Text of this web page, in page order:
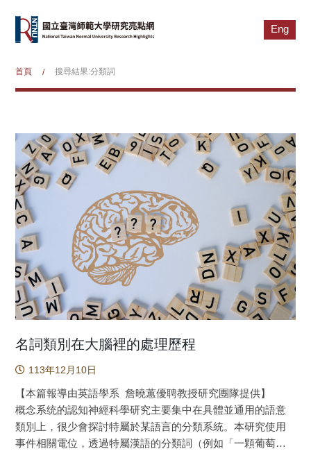
Eng
首頁 / 搜尋結果:分類詞
名詞類別在大腦裡的處理歷程
113年12月10日
【本篇報導由英語學系 詹曉蕙優聘教授研究團隊提供】
概念系统的認知神經科學研究主要集中在具體並通用的語意
類別上，很少會探討特屬於某語言的分類系統。本研究使用
事件相關電位，透過特屬漢語的分類詞（例如「一顆葡萄」